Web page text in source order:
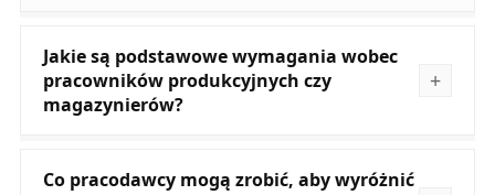
Jakie są podstawowe wymagania wobec
pracowników produkcyjnych czy
magazynierów?
Co pracodawcy mogą zrobić, aby wyróżnić